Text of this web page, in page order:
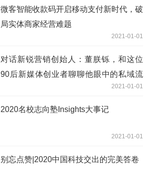
微客智能收款码开启移动支付新时代，破
局实体商家经营难题
2021-01-01
对话新锐营销创始人：董朕铄，和这位
90后新媒体创业者聊聊他眼中的私域流
2021-01-01
2020名校志向塾Insights大事记
2021-01-01
别忘点赞|2020中国科技交出的完美答卷